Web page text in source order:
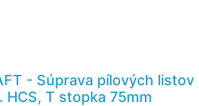
- Súprava pílových
HCS, T stopka 75mm